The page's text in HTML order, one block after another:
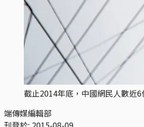
截止2014年底，中國網民人數近6
端傳媒編輯部